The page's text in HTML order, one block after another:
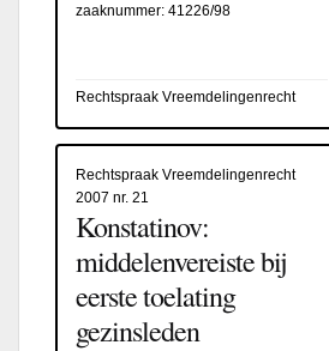
zaaknummer: 41226/98
Rechtspraak Vreemdelingenrecht
Rechtspraak Vreemdelingenrecht
2007 nr. 21
Konstatinov:
middelenvereiste bij
eerste toelating
gezinsleden